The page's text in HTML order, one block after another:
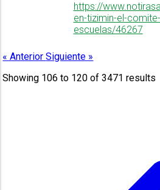
https://
en-tizimin-el-
escuelas/46267
« AnteriorSiguiente »
Showing 106 to 120 of3471 results